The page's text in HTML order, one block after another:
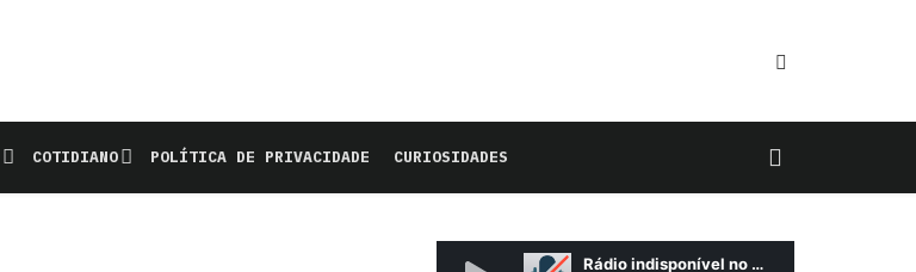
COTIDIANO POLÍTICA DE PRIVACIDADE CURIOSIDADES